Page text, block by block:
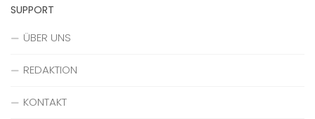
SUPPORT
ÜBER UNS
REDAKTION
KONTAKT